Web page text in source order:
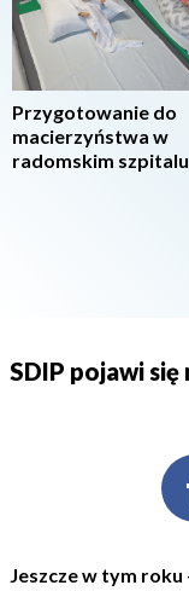
Przygotowanie do
macierzyństwa w
radomskim szpitalu
SDIP pojawi się
Jeszcze w tym roku